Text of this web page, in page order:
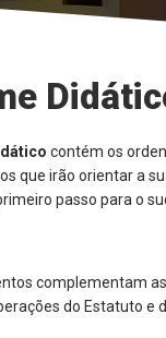
contém os
que irão orientar a
passo para o
complementam
do Estatuto e